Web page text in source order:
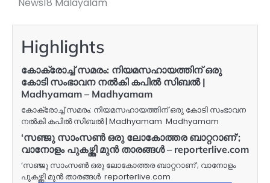
Highlights
കോക്രോച്ച് സമരം: നിയമസഹായത്തിന് ഒരു
കോടി സംഭാവന നൽകി കപിൽ സിബൽ |
Madhyamam – Madhyamam
കോക്രോച്ച് സമരം: നിയമസഹായത്തിന് ഒരു കോടി സംഭാവന
നൽകി കപിൽ സിബൽ | Madhyamam Madhyamam
‘സഞ്ജു സാംസൺ ഒരു ലോകോത്തര ബാറ്ററാണ്’;
വാനോളം പുകഴ്ത്തി മുൻ താരങ്ങൾ – reporterlive.com
‘സഞ്ജു സാംസൺ ഒരു ലോകോത്തര ബാറ്ററാണ്’; വാനോളം
പുകഴ്ത്തി മുൻ താരങ്ങൾ reporterlive.com